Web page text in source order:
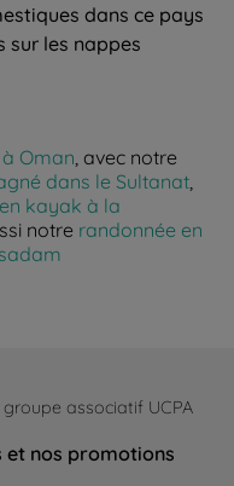
dans ce pays
sur les nappes
Oman , avec notre
dans le Sultanat
kayak à la
notre randonnée en
associatif UCPA
et nos promotions